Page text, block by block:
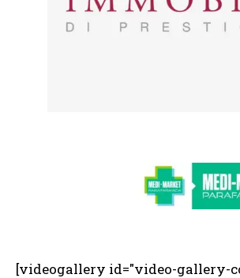
[videogallery id="video-gallery-